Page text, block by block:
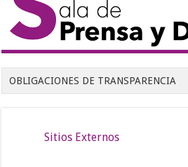
OBLIGACIONES DE TRANSPARENCIA
Sitios Externos